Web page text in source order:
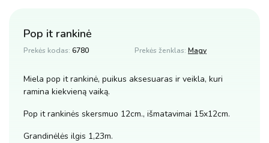
Pop it rankinė
Prekės kodas: 6780 Prekės ženklas: Magy
Miela pop it rankinė, puikus aksesuaras ir veikla, kuri
ramina kiekvieną vaiką.
Pop it rankinės skersmuo 12cm., išmatavimai 15x12cm.
Grandinėlės ilgis 1,23m.